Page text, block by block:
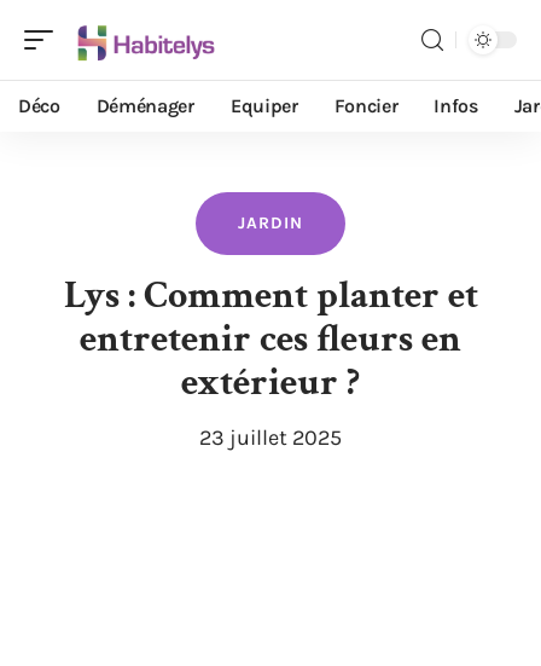
Déco Déménager Equiper Foncier Infos
JARDIN
Lys : Comment planter et
entretenir ces fleurs en
extérieur ?
23 juillet 2025